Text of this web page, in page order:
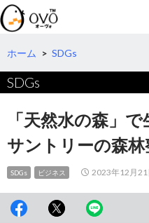
検
索
コ
テ
ツ
へ
ホーム > SDGs
SDGs
「天然水の森」
サントリーの森
SDGs ビジネス 2023年12月21